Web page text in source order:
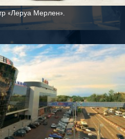
«Леруа Мерлен».